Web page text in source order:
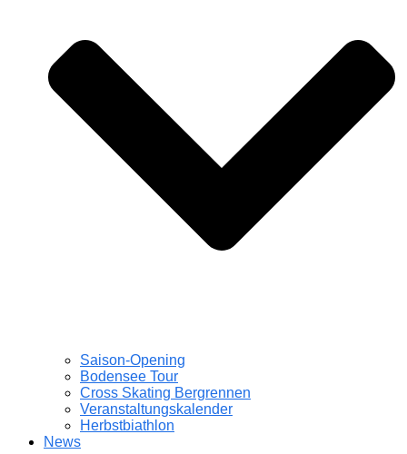
Saison-Opening
Bodensee Tour
Cross Skating Bergrennen
Veranstaltungskalender
Herbstbiathlon
News